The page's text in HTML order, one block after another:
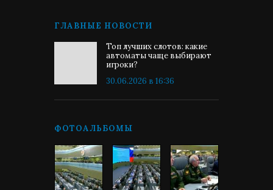
ГЛАВНЫЕ НОВОСТИ
Топ лучших слотов: какие
автоматы чаще выбирают
игроки?
30.06.2026 в 16:36
ФОТОАЛЬБОМЫ